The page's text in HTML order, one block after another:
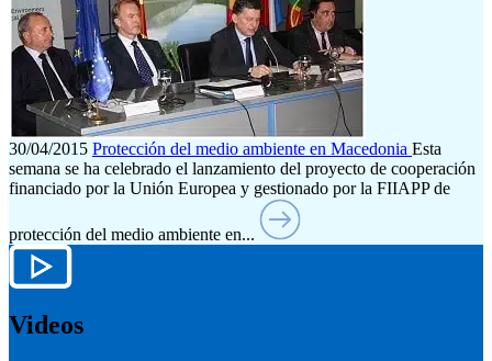
30/04/2015 Protección del medio ambiente en Macedonia Esta
semana se ha celebrado el lanzamiento del proyecto de cooperación
financiado por la Unión Europea y gestionado por la FIIAPP de
protección del medio ambiente en...
Videos